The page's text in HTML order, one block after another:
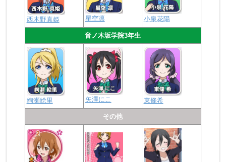
西木野真姫 星空凛 小泉花陽
音ノ木坂学院3年生
絢瀬絵里 矢澤にこ 東條希
その他